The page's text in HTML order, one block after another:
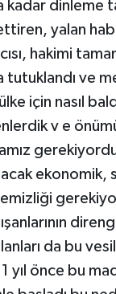
kadar dinleme
yalan
hakimi
ve
için nasıl
v e
ekonomik,
da bu
yıl önce bu